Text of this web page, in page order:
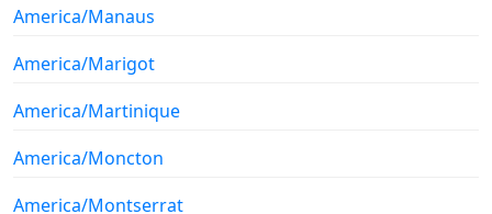
America/Manaus
America/Marigot
America/Martinique
America/Moncton
America/Montserrat